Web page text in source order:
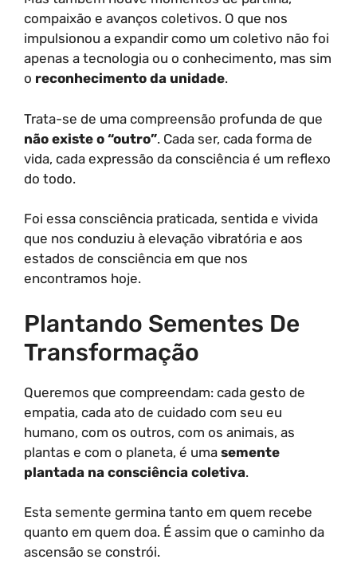
compaixão e avanços coletivos. O que nos
impulsionou a expandir como um coletivo não foi
apenas a tecnologia ou o conhecimento, mas sim
o reconhecimento da unidade.
Trata-se de uma compreensão profunda de que
não existe o “outro”. Cada ser, cada forma de
vida, cada expressão da consciência é um reflexo
do todo.
Foi essa consciência praticada, sentida e vivida
que nos conduziu à elevação vibratória e aos
estados de consciência em que nos
encontramos hoje.
Plantando Sementes De
Transformação
Queremos que compreendam: cada gesto de
empatia, cada ato de cuidado com seu eu
humano, com os outros, com os animais, as
plantas e com o planeta, é uma semente
plantada na consciência coletiva.
Esta semente germina tanto em quem recebe
quanto em quem doa. É assim que o caminho da
ascensão se constrói.